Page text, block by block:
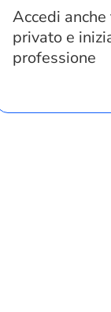
Accedi
privato e
professione